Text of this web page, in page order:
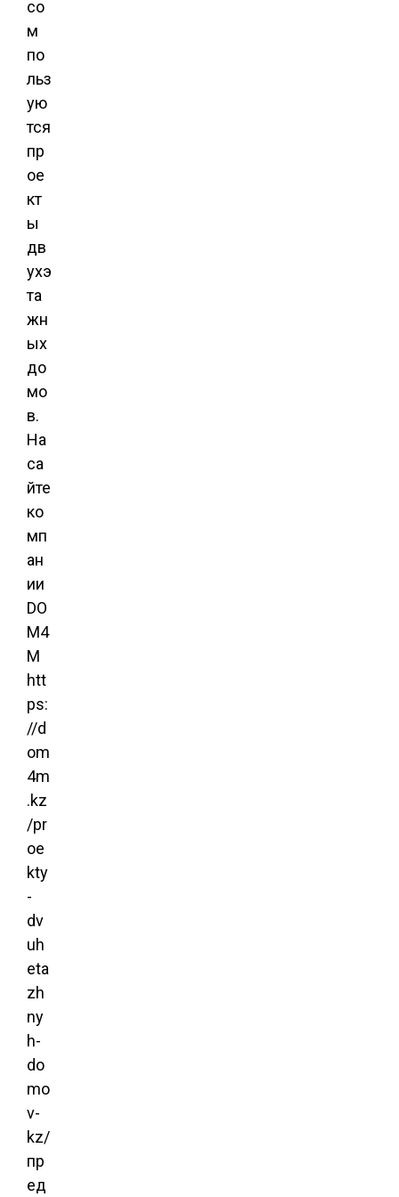
со
м
по
льз
ую
тся
пр
ое
кт
ы
дв
ухэ
та
жн
ых
до
мо
в.
На
са
йте
ко
мп
ан
ии
DO
M4
M
htt
ps:
//d
om
4m
.kz
/pr
oe
kty
-
dv
uh
eta
zh
ny
h-
do
mo
v-
kz/
пр
ед